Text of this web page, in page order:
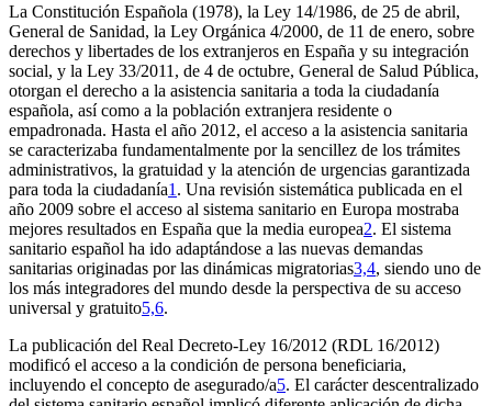
La Constitución Española (1978), la Ley 14/1986, de 25 de abril,
General de Sanidad, la Ley Orgánica 4/2000, de 11 de enero, sobre
derechos y libertades de los extranjeros en España y su integración
social, y la Ley 33/2011, de 4 de octubre, General de Salud Pública,
otorgan el derecho a la asistencia sanitaria a toda la ciudadanía
española, así como a la población extranjera residente o
empadronada. Hasta el año 2012, el acceso a la asistencia sanitaria
se caracterizaba fundamentalmente por la sencillez de los trámites
administrativos, la gratuidad y la atención de urgencias garantizada
para toda la ciudadanía1 . Una revisión sistemática publicada en el
año 2009 sobre el acceso al sistema sanitario en Europa mostraba
mejores resultados en España que la media europea2. El sistema
sanitario español ha ido adaptándose a las nuevas demandas
sanitarias originadas por las dinámicas migratorias3,4, siendo uno de
los más integradores del mundo desde la perspectiva de su acceso
universal y gratuito5,6.
La publicación del Real Decreto-Ley 16/2012 (RDL 16/2012)
modificó el acceso a la condición de persona beneficiaria,
incluyendo el concepto de asegurado/a5. El carácter descentralizado